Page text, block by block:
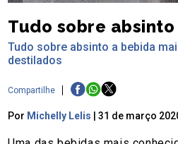
Tudo sobre absinto
Tudo sobre absinto a bebida
destilados
Compartilhe
Por Michelly Lelis |31 de março